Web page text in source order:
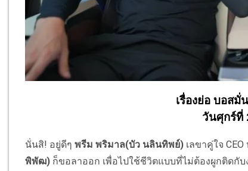
เรื่องย่อ บอสมั่
วันศุกร์ที่
นั่นสิ! อยู่ดีๆพรีม พริมาล(บัว นลินทิพย์) เลขาคู่ใจ
พิพัฒ) ก็ขอลาออก เพื่อไปใช้ชีวิตแบบที่ไม่ต้องผูกติดกับ